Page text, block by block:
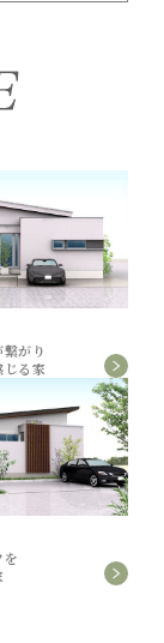
がり
る家
を